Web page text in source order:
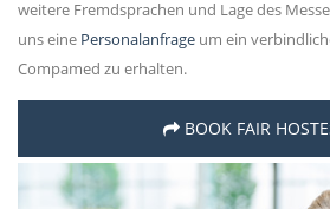
weitere Fremdsprachen und Lage des
uns eine Personalanfrage um ein
Compamed zu erhalten.
BOOK FAIR